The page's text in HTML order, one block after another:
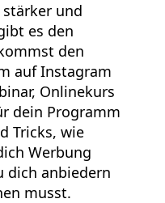
und
es den
den
auf Instagram
Onlinekurs
dein Programm
Tricks, wie
Werbung
dich anbiedern
musst.